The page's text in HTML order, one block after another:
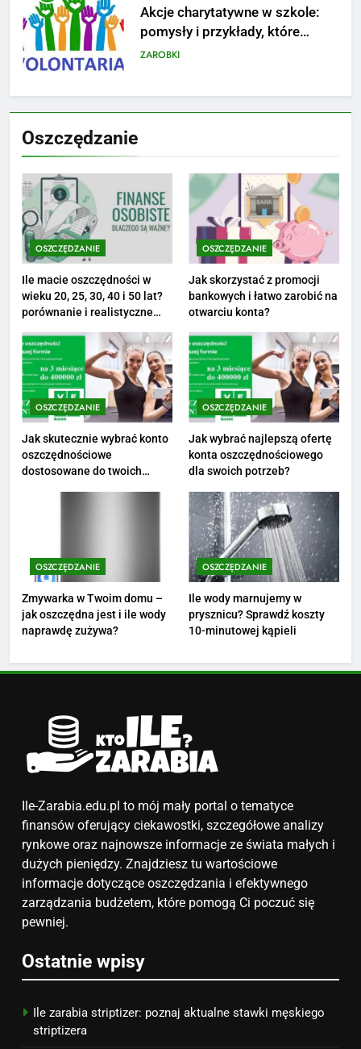
Jak przygotować się finansowo
na narodziny dziecka: ile to
kosztuje i jak zaplanować
PORADY
8
1
Ile zarabia striptizer: poznaj
aktualne stawki męskiego
striptizera
ZAROBKI
2
Ile zarabia psycholog szkolny:
poznaj średnie zarobki na tym
stanowisku
ZAROBKI
3
Ile zarabia florysta — średnie
zarobki, dodatki i sposoby na
podwyżkę
Ile zarabia nauczyciel
matematyki: średnie zarobki,
dodatki i perspektywy
ZAROBKI
5
średnie zarobki na tym
Akcje charytatywne w szkole:
pomysły i przykłady, które
ZAROBKI
7
Jak przygotować się finansowo
na narodziny dziecka: ile to
kosztuje i jak zaplanować
PORADY
Netflix tagger — czym jest,
PRACA
Oszczędzanie
OSZCZĘDZANIE
Ile macie oszczędności w
wieku 20, 25, 30, 40 i 50 lat?
porównanie i realistyczne
OSZCZĘDZANIE
Jak skorzystać z promocji
bankowych i łatwo zarobić na
otwarciu konta?
OSZCZĘDZANIE
Jak skutecznie wybrać konto
oszczędnościowe
dostosowane do twoich
OSZCZĘDZANIE
Jak wybrać najlepszą ofertę
konta oszczędnościowego
dla swoich potrzeb?
OSZCZĘDZANIE
Zmywarka w Twoim domu –
jak oszczędna jest i ile wody
naprawdę zużywa?
OSZCZĘDZANIE
Ile wody marnujemy w
prysznicu? Sprawdź koszty
10-minutowej kąpieli
Ile-Zarabia.edu.pl to mój mały portal o tematyce
finansów oferujący ciekawostki, szczegółowe analizy
rynkowe oraz najnowsze informacje ze świata małych i
dużych pieniędzy. Znajdziesz tu wartościowe
informacje dotyczące oszczędzania i efektywnego
zarządzania budżetem, które pomogą Ci poczuć się
pewniej.
Ostatnie wpisy
Ile zarabia striptizer: poznaj aktualne stawki męskiego
striptizera